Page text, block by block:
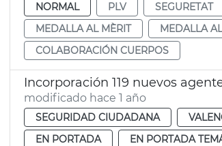
NORMAL
PLV SEGURETAT
MEDALLA AL MÈRIT
MEDALLA
COLABORACIÓN CUERPOS
Incorporación 119 nuevos
modificado hace 1 año
SEGURIDAD CIUDADANA
EN PORTADA
EN PORTADA